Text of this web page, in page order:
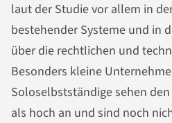
laut der Studie vor allem in
bestehender Systeme und in
über die rechtlichen und
Besonders kleine
Soloselbstständige sehen
als hoch an und sind noch